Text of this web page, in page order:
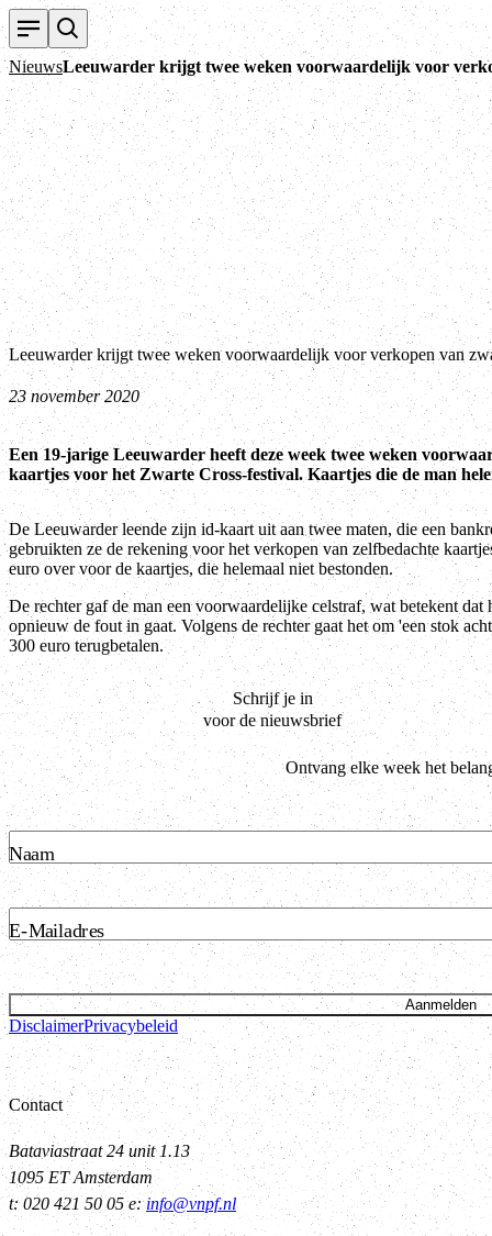
NieuwsLeeuwarder krijgt twee weken voorwaardelijk voor
Leeuwarder krijgt twee weken voorwaardelijk voor verkopen van
23 november 2020
Een 19-jarige Leeuwarder heeft deze week twee weken
kaartjes voor het Zwarte Cross-festival. Kaartjes die de man
De Leeuwarder leende zijn id-kaart uit aan twee maten, die een
gebruikten ze de rekening voor het verkopen van zelfbedachte
euro over voor de kaartjes, die helemaal niet bestonden.
De rechter gaf de man een voorwaardelijke celstraf, wat betekent
opnieuw de fout in gaat. Volgens de rechter gaat het om 'een stok
300 euro terugbetalen.
Schrijf je in
voor de nieuwsbrief
Ontvang elke week het
Naam
E-Mailadres
Aanmelden
DisclaimerPrivacybeleid
Contact
Bataviastraat 24 unit 1.13
1095 ET Amsterdam
t: 020 421 50 05 e:info@vnpf.nl